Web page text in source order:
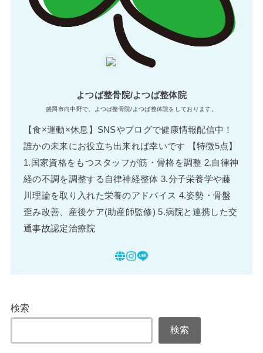
よつば整骨院/よつば整体院
盛岡市向中野で、よつば整骨院/よつば整体院をしております。
【食×運動×休息】SNSやブログで健康情報配信中！
誰かの未来にお役立ち出来れば幸いです 【特徴5点】
1.国家資格をもつスタッフが筋・骨格を調整 2.自律神
経の不調を調整する自律神経整体 3.分子栄養学や藤
川理論を取り入れた栄養のアドバイス 4.姿勢・骨盤
歪み改善、産後ケア(助産師監修) 5.病院と連携した交
通事故認定治療院
検索
検索